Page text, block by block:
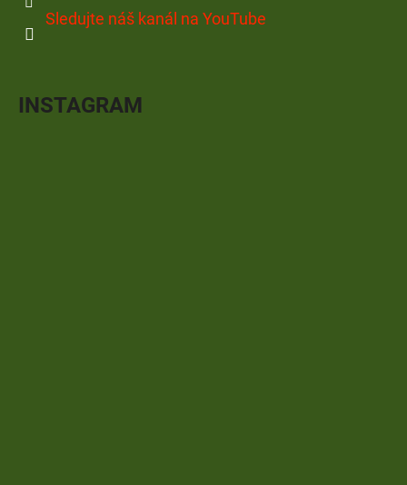
Sledujte náš kanál na YouTube
INSTAGRAM